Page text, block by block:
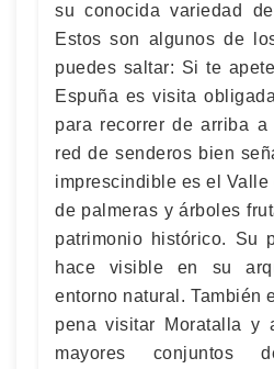
su conocida variedad
Estos son algunos de
puedes saltar: Si te
Espuña es visita
para recorrer de arriba
red de senderos bien
imprescindible es el
de palmeras y árboles
patrimonio histórico. Su
hace visible en su
entorno natural. También
pena visitar Moratalla y
mayores conjuntos